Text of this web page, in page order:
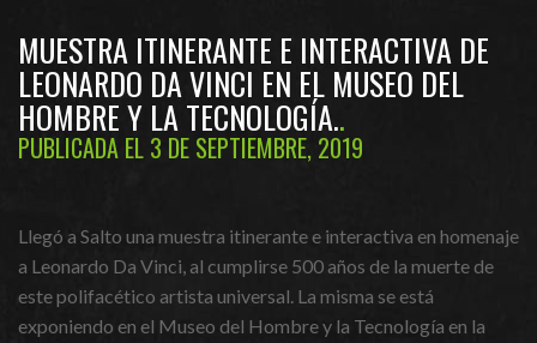
MUESTRA ITINERANTE E INTERACTIVA DE
LEONARDO DA VINCI EN EL MUSEO DEL
HOMBRE Y LA TECNOLOGÍA.
PUBLICADA EL 3 DE SEPTIEMBRE, 2019
Llegó a Salto una muestra itinerante e interactiva en homenaje
a Leonardo Da Vinci, al cumplirse 500 años de la muerte de
este polifacético artista universal. La misma se está
exponiendo en el Museo del Hombre y la Tecnología en la